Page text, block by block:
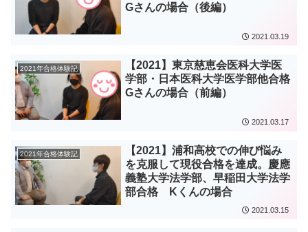
Gさんの場合（後編）
2021.03.19
2021年合格体験記
【2021】東京慈恵会医科大学医
学部・日本医科大学医学部他合格
Gさんの場合（前編）
2021.03.17
2021年合格体験記
【2021】浦和高校での伸び悩み
を克服して現役合格を達成。慶應
義塾大学法学部、早稲田大学法学
部合格 Kくんの場合
2021.03.15